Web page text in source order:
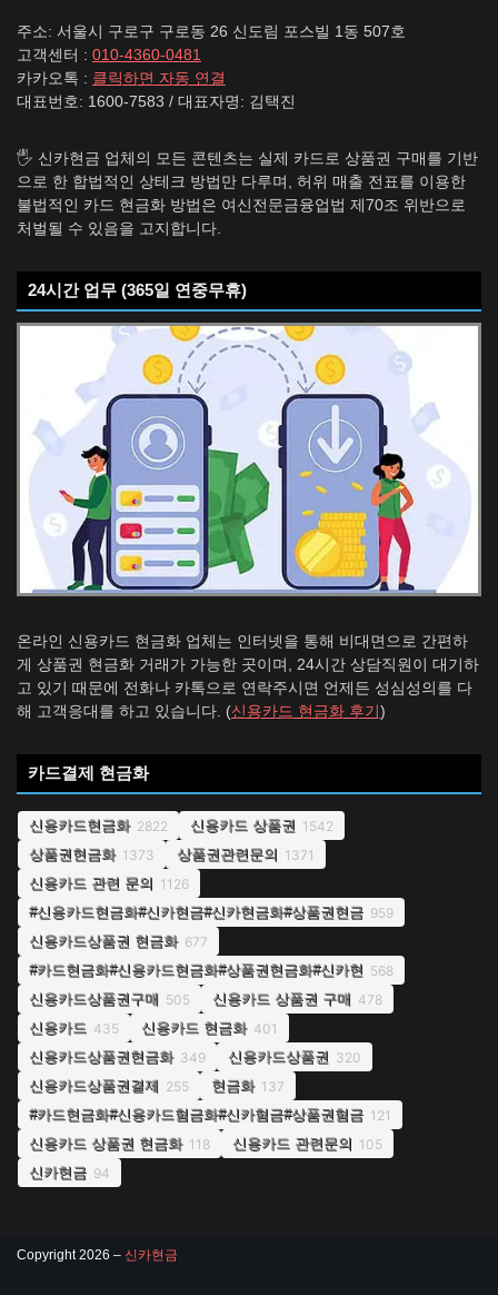
주소: 서울시 구로구 구로동 26 신도림 포스빌 1동 507호
고객센터 : 010-4360-0481
카카오톡 : 클릭하면 자동 연결
대표번호: 1600-7583 / 대표자명: 김택진
🖐️ 신카현금 업체의 모든 콘텐츠는 실제 카드로 상품권 구매를 기반
으로 한 합법적인 상테크 방법만 다루며, 허위 매출 전표를 이용한
불법적인 카드 현금화 방법은 여신전문금융업법 제70조 위반으로
처벌될 수 있음을 고지합니다.
24시간 업무 (365일 연중무휴)
온라인 신용카드 현금화 업체는 인터넷을 통해 비대면으로 간편하
게 상품권 현금화 거래가 가능한 곳이며, 24시간 상담직원이 대기하
고 있기 때문에 전화나 카톡으로 연락주시면 언제든 성심성의를 다
해 고객응대를 하고 있습니다. (신용카드 현금화 후기 )
카드결제 현금화
신용카드현금화 2822 신용카드 상품권 1542
상품권현금화 1373 상품권관련문의 1371
신용카드 관련 문의 1126
#신용카드현금화#신카현금#신카현금화#상품권현금 959
신용카드상품권 현금화 677
#카드현금화#신용카드현금화#상품권현금화#신카현 568
신용카드상품권구매 505 신용카드 상품권 구매 478
신용카드 435 신용카드 현금화 401
신용카드상품권현금화 349 신용카드상품권 320
신용카드상품권결제 255 현금화 137
#카드현금화#신용카드혐금화#신카혐금#상품권혐금 121
신용카드 상품권 현금화 118 신용카드 관련문의 105
신카현금 94
Copyright 2026 – 신카현금